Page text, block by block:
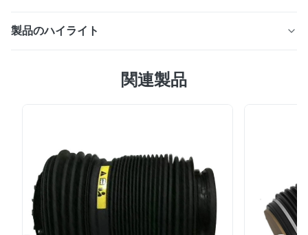
製品のハイライト
A2213200704の真空の空気ポンプ ☆の詳細な説明: ベン
A2213200704/A2213200704
A2213200304/A2213200304
A2213201604/A2213201604
A2213201704/A2213201704 ☆の塗布: ベンツW221
S280 S300 S320 S350 S400 S420 ...
関連製品